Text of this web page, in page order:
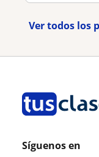
Ver todos los
Síguenos en